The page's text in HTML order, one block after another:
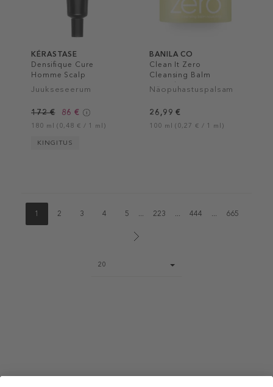
KÉRASTASE
Densifique Cure
Homme Scalp
Treatment
Juukseseerum
172 € 86 €
180 ml (0,48 € / 1 ml)
KINGITUS
BANILA CO
Clean It Zero
Cleansing Balm
Nourishing
Näopuhastuspalsam
26,99 €
100 ml (0,27 € / 1 ml)
1 2 3 4 5 ... 223 ... 444 ... 665
size
20